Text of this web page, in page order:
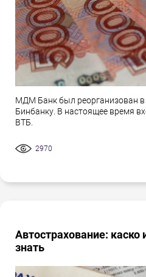
МДМ Банк был реорганизован
Бинбанку. В настоящее время
ВТБ.
2970
Автострахование:
знать